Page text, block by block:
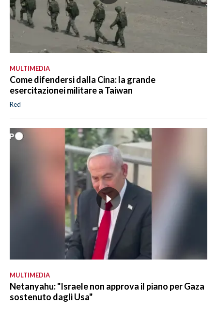
MULTIMEDIA
Come difendersi dalla Cina: la grande
esercitazionei militare a Taiwan
Red
MULTIMEDIA
Netanyahu: "Israele non approva il piano per Gaza
sostenuto dagli Usa"